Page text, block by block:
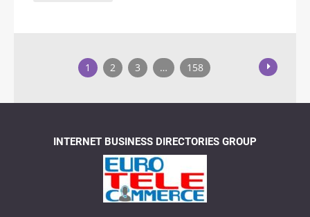
1 2 3 … 158
INTERNET BUSINESS DIRECTORIES GROUP